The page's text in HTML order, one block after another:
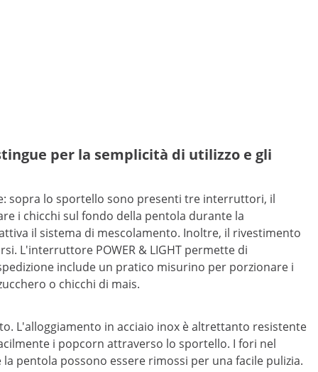
per la semplicità di utilizzo e gli
sopra lo sportello sono presenti tre interruttori, il
i chicchi sul fondo della pentola durante la
il sistema di mescolamento. Inoltre, il rivestimento
L'interruttore POWER & LIGHT permette di
include un pratico misurino per porzionare i
o chicchi di mais.
L'alloggiamento in acciaio inox è altrettanto resistente
i popcorn attraverso lo sportello. I fori nel
pentola possono essere rimossi per una facile pulizia.